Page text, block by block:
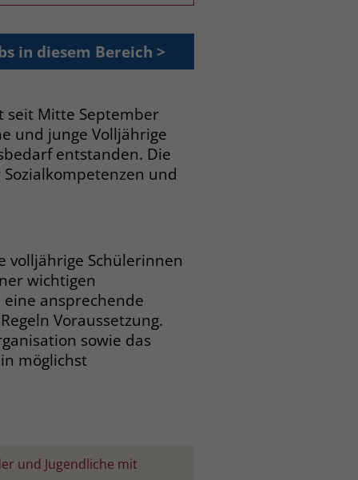
in diesem Bereich >
seit Mitte September
und junge Volljährige
entstanden. Die
und
volljährige Schülerinnen
wichtigen
ansprechende
Voraussetzung.
sowie das
möglichst
und Jugendliche mit